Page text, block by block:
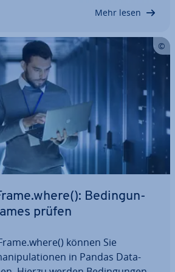
Mehr lesen
Be­din­gun­
prüfen
können Sie
in Pandas Da­ta­